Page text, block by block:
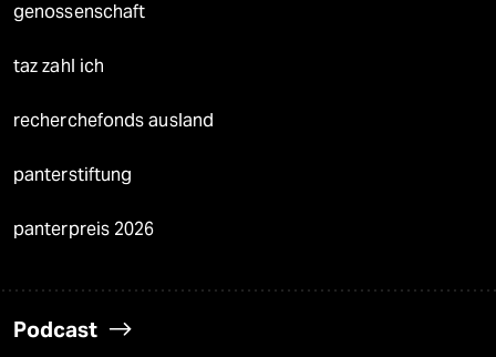
genossenschaft
taz zahl ich
recherchefonds ausland
panterstiftung
panterpreis 2026
Podcast